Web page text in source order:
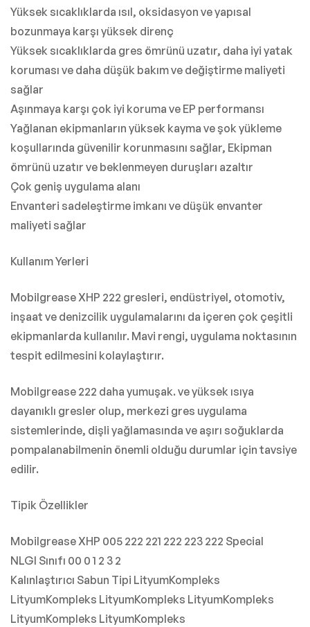
Yüksek sıcaklıklarda ısıl, oksidasyon ve yapısal
bozunmaya karşı yüksek direnç
Yüksek sıcaklıklarda gres ömrünü uzatır, daha iyi yatak
koruması ve daha düşük bakım ve değiştirme maliyeti
sağlar
Aşınmaya karşı çok iyi koruma ve EP performansı
Yağlanan ekipmanların yüksek kayma ve şok yükleme
koşullarında güvenilir korunmasını sağlar, Ekipman
ömrünü uzatır ve beklenmeyen duruşları azaltır
Çok geniş uygulama alanı
Envanteri sadeleştirme imkanı ve düşük envanter
maliyeti sağlar
Kullanım Yerleri
Mobilgrease XHP 222 gresleri, endüstriyel, otomotiv,
inşaat ve denizcilik uygulamalarını da içeren çok çeşitli
ekipmanlarda kullanılır. Mavi rengi, uygulama noktasının
tespit edilmesini kolaylaştırır.
Mobilgrease 222 daha yumuşak. ve yüksek ısıya
dayanıklı gresler olup, merkezi gres uygulama
sistemlerinde, dişli yağlamasında ve aşırı soğuklarda
pompalanabilmenin önemli olduğu durumlar için tavsiye
edilir.
Tipik Özellikler
Mobilgrease XHP 005 222 221 222 223 222 Special
NLGI Sınıfı 00 0 1 2 3 2
Kalınlaştırıcı Sabun Tipi LityumKompleks
LityumKompleks LityumKompleks LityumKompleks
LityumKompleks LityumKompleks